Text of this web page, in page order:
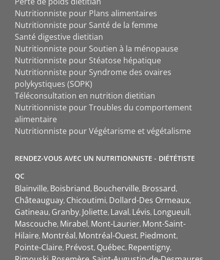
Nutritionniste pour Plans alimentaires
Nutritionniste pour Santé de la femme
Santé digestive dietitian
Nutritionniste pour Soutien à la ménopause
Nutritionniste pour Stéatose hépatique
Nutritionniste pour Syndrome des ovaires
polykystiques (SOPK)
Téléconsultation en nutrition dietitian
Nutritionniste pour Troubles du comportement
alimentaire
Nutritionniste pour Végétarisme et végétalisme
RENDEZ-VOUS AVEC UN NUTRITIONNISTE - DIÉTÉTISTE
QC
Blainville Boisbriand Boucherville Brossard
Châteauguay Chicoutimi Dollard-Des Ormeaux
Gatineau Granby Joliette Laval Lévis Longueuil
Mascouche Mirabel Mont-Laurier Mont-Saint-
Hilaire Montréal Montréal-Ouest Piedmont
Pointe-Claire Prévost Québec Repentigny